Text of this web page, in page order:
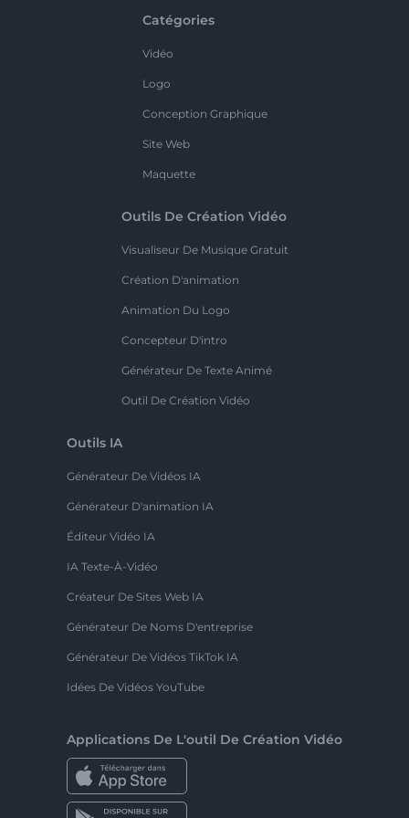
Catégories
Vidéo
Logo
Conception Graphique
Site Web
Maquette
Outils De Création Vidéo
Visualiseur De Musique Gratuit
Création D'animation
Animation Du Logo
Concepteur D'intro
Générateur De Texte Animé
Outil De Création Vidéo
Outils IA
Générateur De Vidéos IA
Générateur D'animation IA
Éditeur Vidéo IA
IA Texte-À-Vidéo
Créateur De Sites Web IA
Générateur De Noms D'entreprise
Générateur De Vidéos TikTok IA
Idées De Vidéos YouTube
Applications De L'outil De Création Vidéo